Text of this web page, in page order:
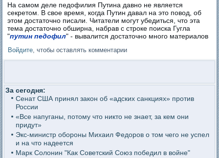
На самом деле педофилия Путина давно не является
секретом. В свое время, когда Путин давал на это повод, об
этом достаточно писали. Читатели могут убедиться, что эта
тема достаточно обширна, набрав с строке поиска Гугла
"путин педофил" - вывалится достаточно много материалов
Войдите , чтобы оставлять комментарии
За сегодня:
Сенат США принял закон об «адских санкциях» против
России
«Все напуганы, потому что никто не знает, за кем они
придут»
Экс-министр обороны Михаил Федоров о том чего не успел
и на что надеется
Марк Солонин "Как Советский Союз победил в войне"